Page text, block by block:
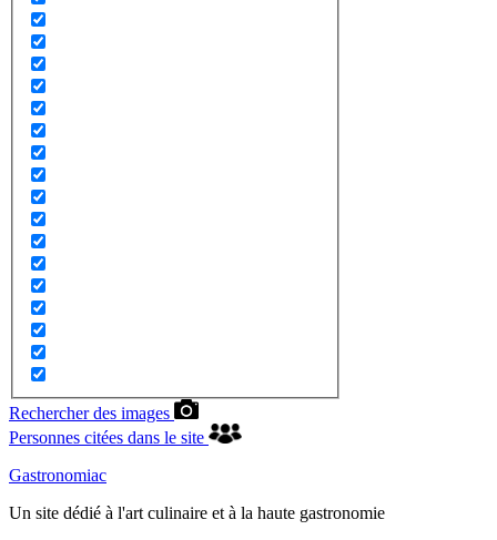
Rechercher des images
Personnes citées dans le site
Gastronomiac
Un site dédié à l'art culinaire et à la haute gastronomie